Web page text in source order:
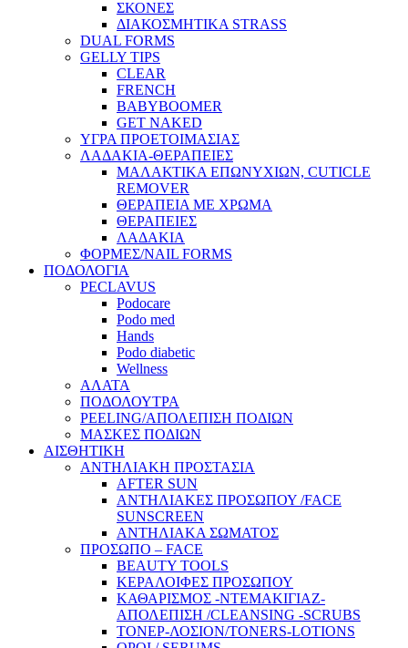
ΣΚΟΝΕΣ
ΔΙΑΚΟΣΜΗΤΙΚΑ STRASS
DUAL FORMS
GELLY TIPS
CLEAR
FRENCH
BABYBOOMER
GET NAKED
ΥΓΡΑ ΠΡΟΕΤΟΙΜΑΣΙΑΣ
ΛΑΔΑΚΙΑ-ΘΕΡΑΠΕΙΕΣ
ΜΑΛΑΚΤΙΚΑ ΕΠΩΝΥΧΙΩΝ, CUTICLE
REMOVER
ΘΕΡΑΠΕΙΑ ΜΕ ΧΡΩΜΑ
ΘΕΡΑΠΕΙΕΣ
ΛΑΔΑΚΙΑ
ΦΟΡΜΕΣ/NAIL FORMS
ΠΟΔΟΛΟΓΙΑ
PECLAVUS
Podocare
Podo med
Hands
Podo diabetic
Wellness
ΑΛΑΤΑ
ΠΟΔΟΛΟΥΤΡΑ
PEELING/ΑΠΟΛΕΠΙΣΗ ΠΟΔΙΩΝ
ΜΑΣΚΕΣ ΠΟΔΙΩΝ
ΑΙΣΘΗΤΙΚΗ
ΑΝΤΗΛΙΑΚΗ ΠΡΟΣΤΑΣΙΑ
AFTER SUN
ΑΝΤΗΛΙΑΚΕΣ ΠΡΟΣΩΠΟΥ /FACE
SUNSCREEN
ΑΝΤΗΛΙΑΚΑ ΣΩΜΑΤΟΣ
ΠΡΟΣΩΠΟ – FACE
BEAUTY TOOLS
ΚΕΡΑΛΟΙΦΕΣ ΠΡΟΣΩΠΟΥ
ΚΑΘΑΡΙΣΜΟΣ -ΝΤΕΜΑΚΙΓΙΑΖ-
ΑΠΟΛΕΠΙΣΗ /CLEANSING -SCRUBS
ΤΟΝΕΡ-ΛΟΣΙΟΝ/TONERS-LOTIONS